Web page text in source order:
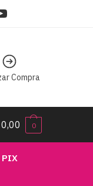
Compra
0,00 0
PIX